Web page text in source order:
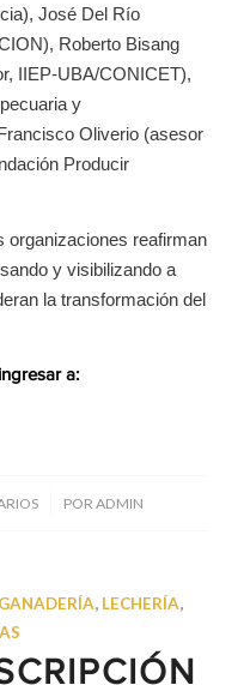
José Del Río
Roberto Bisang
IIEP-UBA/CONICET),
y
Oliverio (asesor
Producir
organizaciones reafirman
y visibilizando a
la transformación del
a:
PORADMIN
GANADERÍA, LECHERÍA,